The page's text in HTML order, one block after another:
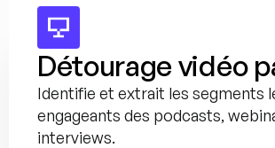
Détourage vidéo
Identifie et extrait les segments
engageants des podcasts,
interviews.